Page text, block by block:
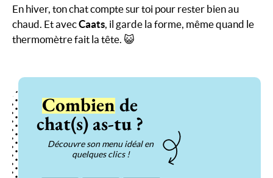
En hiver, ton chat compte sur toi pour rester bien au
chaud. Et avecCaats , il garde la forme, même quand le
thermomètre fait la tête. 😺
Combiende
chat(s) as-tu ?
Découvre son menu idéal en
quelques clics !